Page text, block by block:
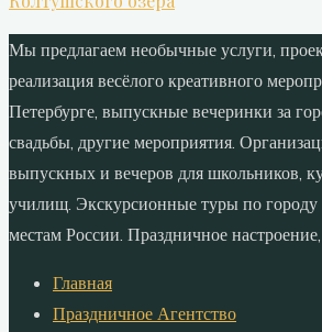
Мы предлагаем необычные услуги,
реализация весёлого креативного
Петербурге, выпускные вечеринки за
свадьбы, другие мероприятия.
выпускных и вечеров для школьников,
училищ. Экскурсионные туры по
местам России. Праздничное
Главная
Праздничное Агентство